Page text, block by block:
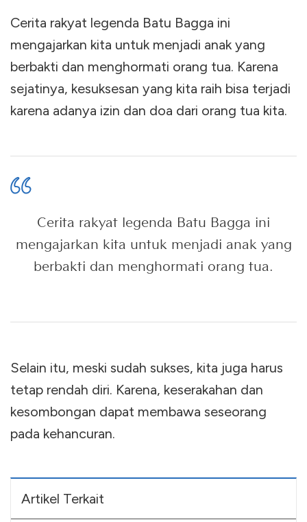
Cerita rakyat legenda Batu Bagga ini
mengajarkan kita untuk menjadi anak yang
berbakti dan menghormati orang tua. Karena
sejatinya, kesuksesan yang kita raih bisa terjadi
karena adanya izin dan doa dari orang tua kita.
Cerita rakyat legenda Batu Bagga ini
mengajarkan kita untuk menjadi anak yang
berbakti dan menghormati orang tua.
Selain itu, meski sudah sukses, kita juga harus
tetap rendah diri. Karena, keserakahan dan
kesombongan dapat membawa seseorang
pada kehancuran.
Artikel Terkait